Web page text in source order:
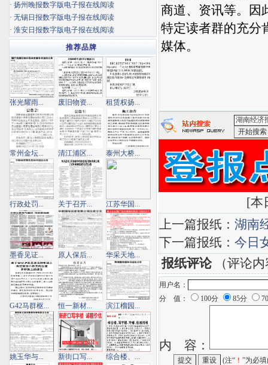
商道、资讯等。因
特定读者群的充分
媒体。
[本
上一篇报纸： 湖南
下一篇报纸： 今日
报纸评论（评论内
用户名：
分 值：
100分 85分
内 容：
(注“ ！ ”为必
· 扬州晚报数字版电子报在线阅读
· 无锡日报数字版电子报在线阅读
· 淮安日报数字版电子报在线阅读
推荐品牌
张光耀雨... 废旧物资... 租赁权扬...
常州金坛... 清江浦区... 泰州大桥...
行政处罚... 关于召开... 江苏华国...
墨香见证... 原人保后... 华采天地...
G42马群枢... 恒一新材... 滨江榴园...
姚玉华与... 新街口写... 综合楼、...